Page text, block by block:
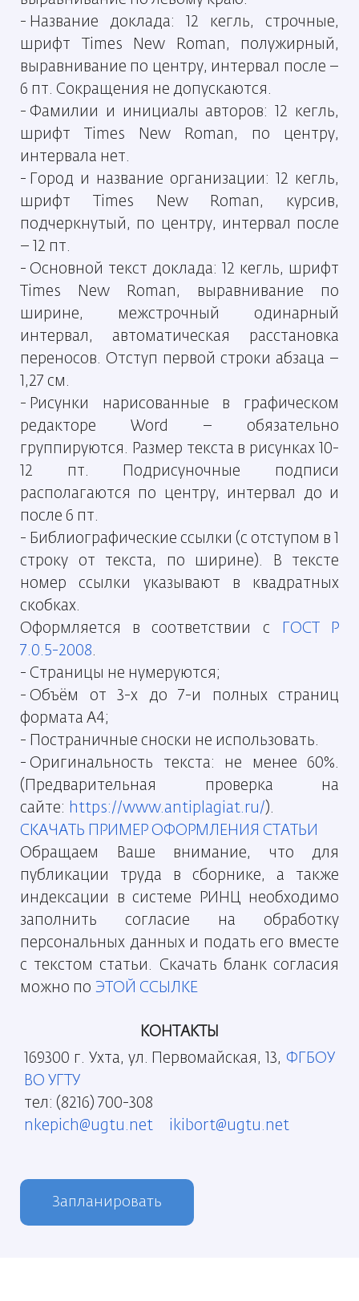
- Название доклада: 12 кегль, строчные,
шрифт Times New Roman, полужирный,
выравнивание по центру, интервал после –
6 пт. Сокращения не допускаются.
- Фамилии и инициалы авторов: 12 кегль,
шрифт Times New Roman, по центру,
интервала нет.
- Город и название организации: 12 кегль,
шрифт Times New Roman, курсив,
подчеркнутый, по центру, интервал после
– 12 пт.
- Основной текст доклада: 12 кегль, шрифт
Times New Roman, выравнивание по
ширине, межстрочный одинарный
интервал, автоматическая расстановка
переносов. Отступ первой строки абзаца –
1,27 см.
- Рисунки нарисованные в графическом
редакторе Word – обязательно
группируются. Размер текста в рисунках 10-
12 пт. Подрисуночные подписи
располагаются по центру, интервал до и
после 6 пт.
- Библиографические ссылки (с отступом в 1
строку от текста, по ширине). В тексте
номер ссылки указывают в квадратных
скобках.
Оформляется в соответствии с
ГОСТ Р
7.0.5-2008.
- Страницы не нумеруются;
- Объём от 3-х до 7-и полных страниц
формата А4;
- Постраничные сноски не использовать.
- Оригинальность текста: не менее 60%.
(Предварительная проверка на
сайте: https://www.antiplagiat.ru/).
СКАЧАТЬ ПРИМЕР ОФОРМЛЕНИЯ СТАТЬИ
Обращаем Ваше внимание, что для
публикации труда в сборнике, а также
индексации в системе РИНЦ необходимо
заполнить согласие на обработку
персональных данных и подать его вместе
с текстом статьи. Скачать бланк согласия
можно по ЭТОЙ ССЫЛКЕ
КОНТАКТЫ
169300 г. Ухта, ул. Первомайская, 13, ФГБОУ
ВО УГТУ
тел: (8216) 700-308
nkepich@ugtu.net
ikibort@ugtu.net
Запланировать